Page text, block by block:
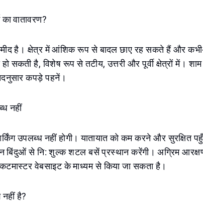
का वातावरण?
है। क्षेत्र में आंशिक रूप से बादल छाए रह सकते हैं और
सकती है, विशेष रूप से तटीय, उत्तरी और पूर्वी क्षेत्रों में।
कपड़े पहनें।
नहीं
उपलब्ध नहीं होगी। यातायात को कम करने और सुरक्षित
बिंदुओं से नि: शुल्क शटल बसें प्रस्थान करेंगी। अग्रिम
वेबसाइट के माध्यम से किया जा सकता है।
नहीं है?